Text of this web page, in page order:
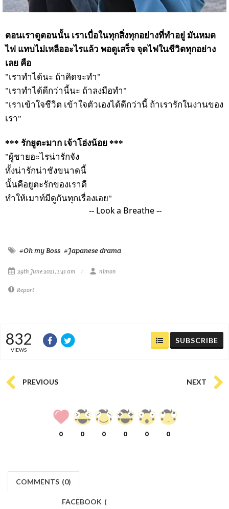
ตอนเราดูตอนนั้น เราเบื่อในทุกสิ่งทุกอย่างที่ทำอยู่ มันหมด
ไฟ แทบไม่เหลืออะไรแล้ว พอดูเสร็จ จุดไฟในชีวิตทุกอย่าง
เลย คือ
"เราทำได้นะ ถ้าคิดจะทำ"
"เราทำได้ดีกว่านี้นะ ถ้าลงมือทำ"
"เราเข้าใจชีวิต เข้าใจตัวเองได้ดีกว่านี้ ถ้าเรารักในงานของ
เรา"
*** รักยูตะมาก เจ้าโฮ่งน้อย ***
"ผู้ชายอะไรน่ารักจัง
ทั้งน่ารักน่าชังขนาดนี้
นั้นคือยูตะรักของเราดี
ทำให้เมาท์มีดูกันทุกเรื่องเอย"
-- Look a Breathe --
#Oh my Boss #Japanese drama
29th June 2021, 1:41 am nimon
Report
832
VIEWS
SUBSCRIBE
PREVIOUS NEXT
0 0 0 0 0 0
COMMENTS (0)
FACEBOOK (